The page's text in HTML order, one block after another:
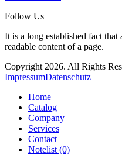
Follow Us
It is a long established fact
readable content of a page.
Copyright 2026. All Rights
ImpressumDatenschutz
Home
Catalog
Company
Services
Contact
Notelist (0)